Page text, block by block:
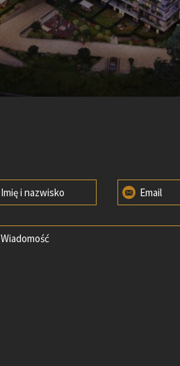
Imię i nazwisko Email
Wiadomość